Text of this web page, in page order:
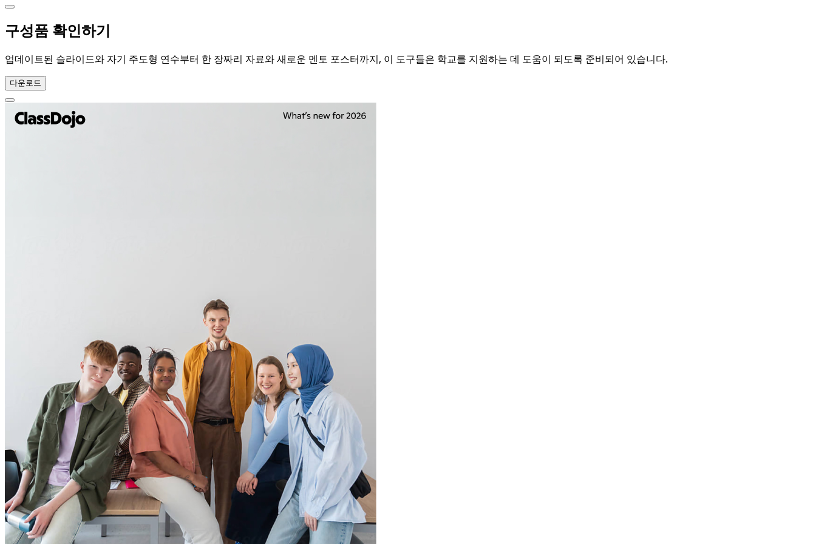
구성품 확인하기
업데이트된 슬라이드와 자기 주도형 연수부터 한 장짜리 자료와 새로운 멘토 포스터까지, 이 도구들은 학교를 지원하는 데 도움이 되도록 준비되어 있습니다.
다운로드